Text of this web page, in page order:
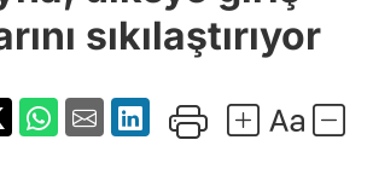
sıkılaştırıyor